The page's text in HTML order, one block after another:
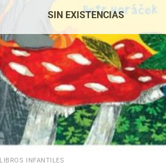
SIN EXISTENCIAS
LIBROS INFANTILES